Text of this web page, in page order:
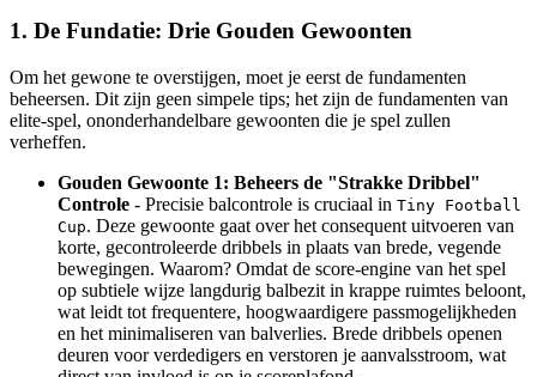
1. De Fundatie: Drie Gouden Gewoonten
Om het gewone te overstijgen, moet je eerst de fundamenten
beheersen. Dit zijn geen simpele tips; het zijn de fundamenten van
elite-spel, ononderhandelbare gewoonten die je spel zullen
verheffen.
Gouden Gewoonte 1: Beheers de "Strakke Dribbel"
Controle - Precisie balcontrole is cruciaal in Tiny Football
Cup. Deze gewoonte gaat over het consequent uitvoeren van
korte, gecontroleerde dribbels in plaats van brede, vegende
bewegingen. Waarom? Omdat de score-engine van het spel
op subtiele wijze langdurig balbezit in krappe ruimtes beloont,
wat leidt tot frequentere, hoogwaardigere passmogelijkheden
en het minimaliseren van balverlies. Brede dribbels openen
deuren voor verdedigers en verstoren je aanvalsstroom, wat